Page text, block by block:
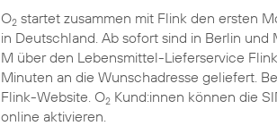
O2 startet zusammen mit Flink den ersten
in Deutschland. Ab sofort sind in Berlin
M über den Lebensmittel-Lieferservice
Minuten an die Wunschadresse geliefert.
Flink-Website. O2 Kund:innen können die
online aktivieren.